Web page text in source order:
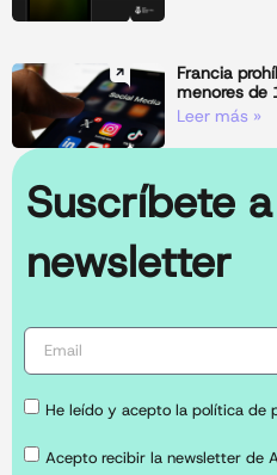
Francia
menores de
Leer más »
Suscríbete
newsletter
He leído y acepto la política de
Acepto recibir la newsletter de